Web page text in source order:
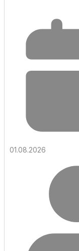
01.08.2026